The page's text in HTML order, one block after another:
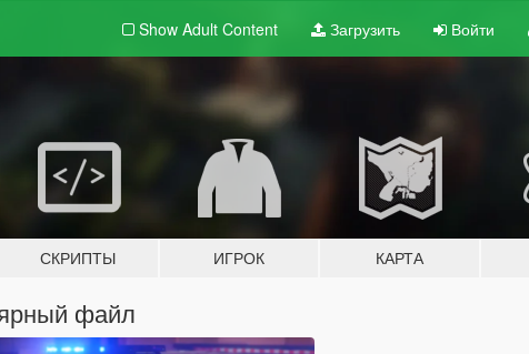
Show Adult Content Загрузить Войти
СКРИПТЫ ИГРОК КАРТА
файл